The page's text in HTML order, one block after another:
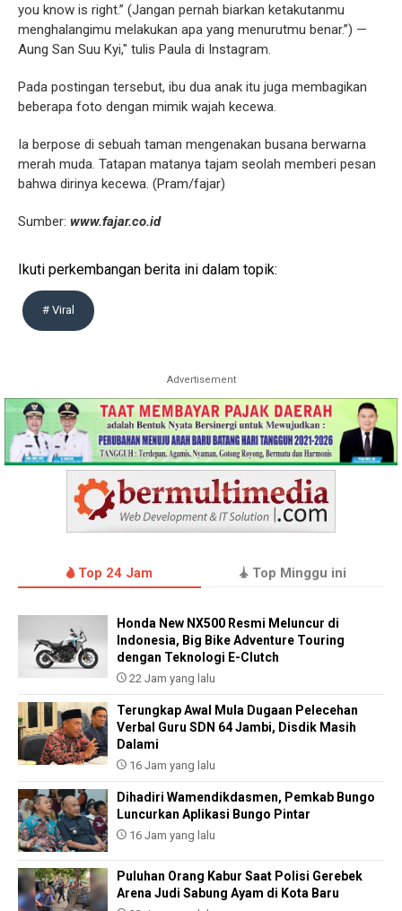
you know is right.” (Jangan pernah biarkan ketakutanmu
menghalangimu melakukan apa yang menurutmu benar.”) —
Aung San Suu Kyi," tulis Paula di Instagram.
Pada postingan tersebut, ibu dua anak itu juga membagikan
beberapa foto dengan mimik wajah kecewa.
Ia berpose di sebuah taman mengenakan busana berwarna
merah muda. Tatapan matanya tajam seolah memberi pesan
bahwa dirinya kecewa. (Pram/fajar)
Sumber: www.fajar.co.id
Ikuti perkembangan berita ini dalam topik:
# Viral
Advertisement
Top 24 Jam Top Minggu ini
Honda New NX500 Resmi Meluncur di
Indonesia, Big Bike Adventure Touring
dengan Teknologi E-Clutch
22 Jam yang lalu
Terungkap Awal Mula Dugaan Pelecehan
Verbal Guru SDN 64 Jambi, Disdik Masih
Dalami
16 Jam yang lalu
Dihadiri Wamendikdasmen, Pemkab Bungo
Luncurkan Aplikasi Bungo Pintar
16 Jam yang lalu
Puluhan Orang Kabur Saat Polisi Gerebek
Arena Judi Sabung Ayam di Kota Baru